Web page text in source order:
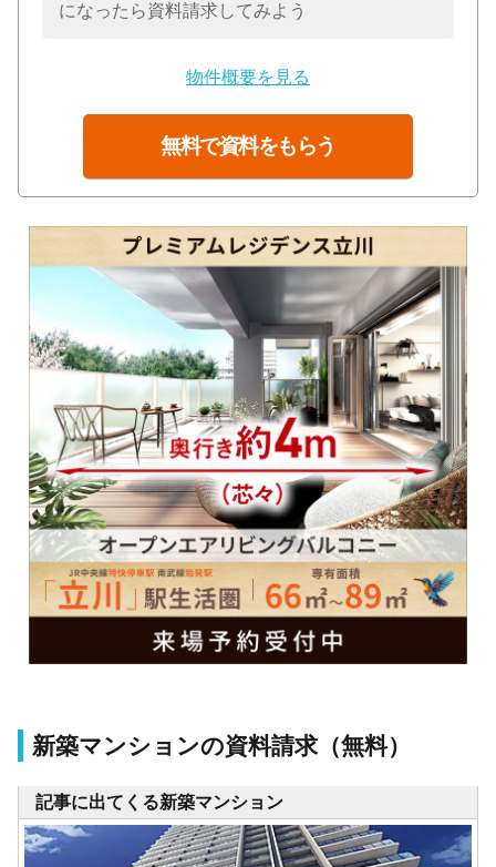
になったら資料請求してみよう
物件概要を見る
無料で資料をもらう
新築マンションの資料請求（無料）
記事に出てくる新築マンション